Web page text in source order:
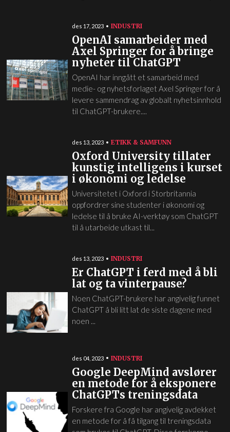
des 17, 2023 INDUSTRI
OpenAI samarbeider med
Axel Springer for å bringe
nyheter til ChatGPT
OpenAI har inngått et samarbeid med
medie- og nyhetsforlaget Axel Springer for å
levere sammendrag av globalt nyhetsinnhold
til ChatGPT-brukere....
des 13, 2023 ETIKK & SAMFUNN
Oxford University tillater
kunstig intelligens i kurset
i økonomi og ledelse
Universitetet i Oxford i Storbritannia
oppfordrer sine studenter i økonomi og
ledelse til å bruke AI-verktøy som ChatGPT
til å utarbeide utkast til...
des 13, 2023 INDUSTRI
Er ChatGPT i ferd med å bli
lat og ta vinterpause?
Noen ChatGPT-brukere har angivelig funnet
ChatGPT å bli litt lat de siste dagene med
noen ...
des 04, 2023 INDUSTRI
Google DeepMind avslører
en metode for å eksponere
ChatGPTs treningsdata
Forskere fra Google har angivelig avdekket
en metode for å få tilgang til treningsdata